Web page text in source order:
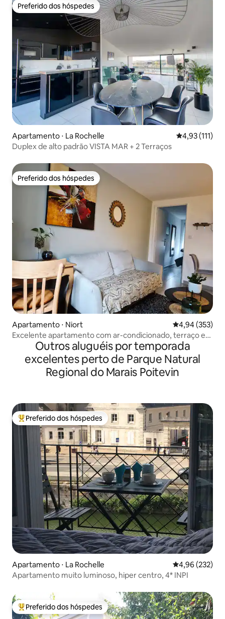
Preferido dos hóspedes
Preferido dos hóspedes
Apartamento ⋅ La Rochelle 4,93 de uma
4,93 (111)
Duplex de alto padrão VISTA MAR + 2 Terraços
Preferido dos hóspedes
Preferido dos hóspedes
Apartamento ⋅ Niort 4,94 de uma
4,94 (353)
Excelente apartamento com ar-condicionado, terraço e
estacionamento privativo
Outros aluguéis por temporada
excelentes perto de Parque Natural
Regional do Marais Poitevin
Entre os melhores preferidos dos hóspedes
Preferido dos hóspedes
Apartamento ⋅ La Rochelle 4,96 de uma
4,96 (232)
Apartamento muito luminoso, hiper centro, 4* INPI
Entre os melhores preferidos dos hóspedes
Preferido dos hóspedes